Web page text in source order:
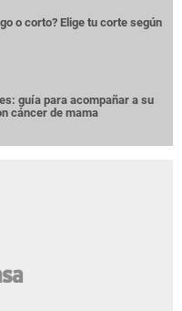
o corto? Elige tu corte según
guía para acompañar a su
cáncer de mama